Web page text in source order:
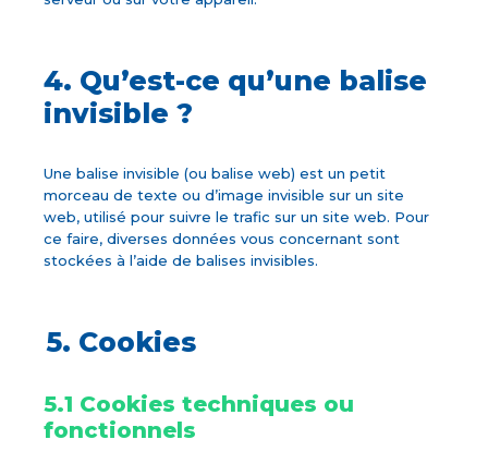
4. Qu’est-ce qu’une balise
invisible ?
Une balise invisible (ou balise web) est un petit
morceau de texte ou d’image invisible sur un site
web, utilisé pour suivre le trafic sur un site web. Pour
ce faire, diverses données vous concernant sont
stockées à l’aide de balises invisibles.
5. Cookies
5.1 Cookies techniques ou
fonctionnels